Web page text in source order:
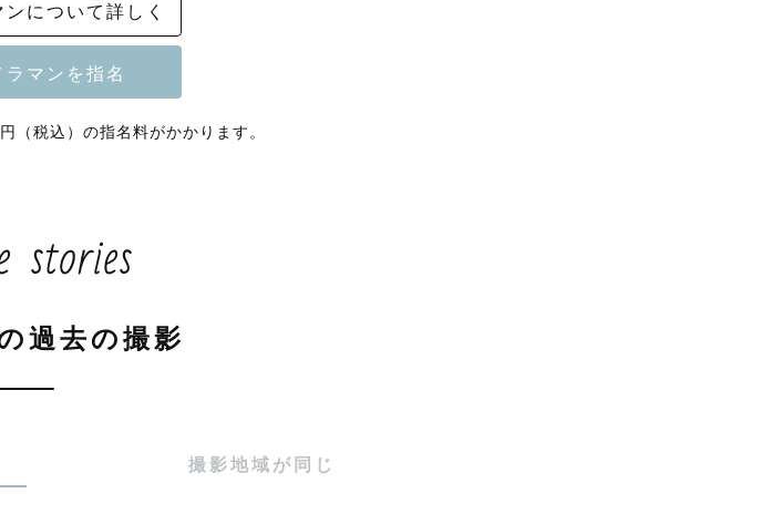
い始めたこと、七五三の袖に砂利を詰め
い出がわたしのなかにたくさんありま
にはいかなくて、
、関心、成長、表情、感受性に寄り添い
、お子様のこと、たくさんたくさん教え
について詳しく
税込）の指名料がかかります。
過去の撮影
撮影地域が同じ